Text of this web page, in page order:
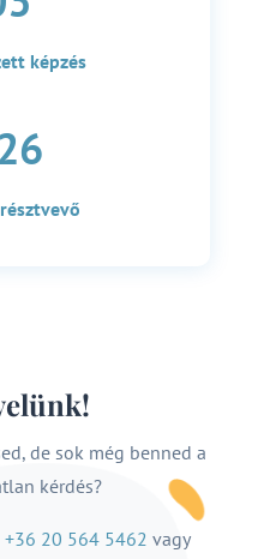
képzés
de sok még benned a
kérdés?
+36 20 564 5462 vagy